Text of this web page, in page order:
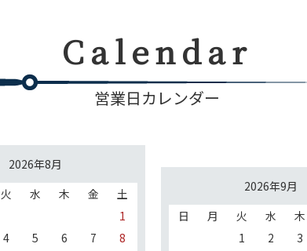
Calendar
営業日カレンダー
2026年8月
火 水 木 金
土
1
4 5 6 7
8
2026年9月
日
月 火 水 木
1
2 3